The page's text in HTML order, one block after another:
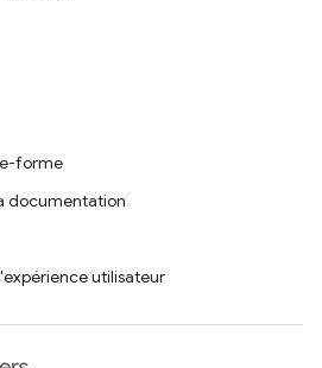
forme
documentation
utilisateur